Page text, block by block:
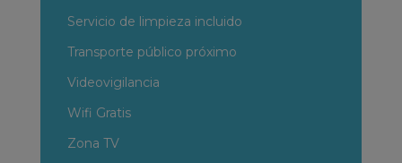
Servicio de limpieza incluido
Transporte público próximo
Videovigilancia
Wifi Gratis
Zona TV